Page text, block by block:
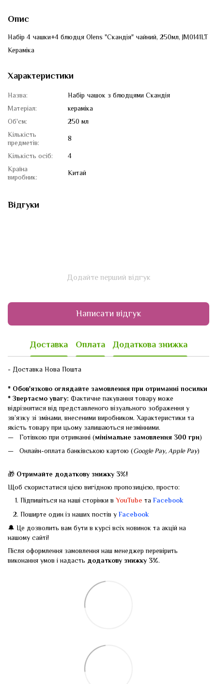
Опис
Набір 4 чашки+4 блюдця Olens "Скандія" чайний, 250мл, JM0141LT
Кераміка
Характеристики
Назва:
Набір чашок з блюдцями Скандія
Матеріал:
кераміка
Об'єм:
250 мл
Кількість
предметів:
8
Кількість осіб:
4
Країна
виробник:
Китай
Відгуки
Додайте перший відгук
Написати відгук
Доставка Оплата Додаткова знижка
- Доставка Нова Пошта
* Обов'язково оглядайте замовлення при отриманні посилки
* Звертаємо увагу: Фактичне пакування товару може
відрізнятися від представленого візуального зображення у
зв’язку зі змінами, внесеними виробником. Характеристики та
якість товару при цьому залишаються незмінними.
Готівкою при отриманні (мінімальне замовлення 300 грн)
Онлайн-оплата банківською картою (Google Pay, Apple Pay)
🎁 Отримайте додаткову знижку 3%!
Щоб скористатися цією вигідною пропозицією, просто:
Підпишіться на наші сторінки вYouTube та Facebook
Поширте один із наших постів у Facebook
🔔 Це дозволить вам бути в курсі всіх новинок та акцій на
нашому сайті!
Після оформлення замовлення наш менеджер перевірить
виконання умов і надасть додаткову знижку 3%.